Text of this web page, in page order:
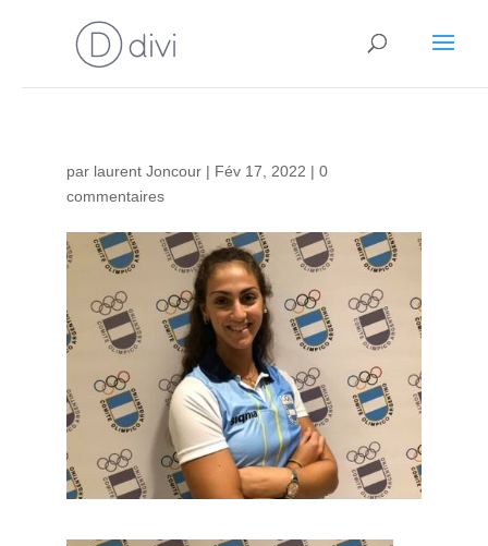
par laurent Joncour| Fév 17, 2022 | 0
commentaires